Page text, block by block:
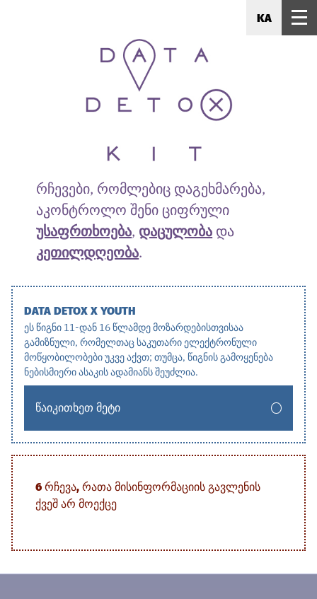
KA
რჩევები, რომლებიც დაგეხმარება,
აკონტროლო შენი ციფრული
უსაფრთხოება, დაცულობა და
კეთილდღეობა.
DATA DETOX X YOUTH
ეს წიგნი 11-დან 16 წლამდე მოზარდებისთვისაა
გამიზნული, რომელთაც საკუთარი ელექტრონული
მოწყობილობები უკვე აქვთ; თუმცა, წიგნის გამოყენება
ნებისმიერი ასაკის ადამიანს შეუძლია.
ᲬᲐᲘᲙᲘᲗᲮᲔᲗ ᲛᲔᲢᲘ
6 ᲠᲩᲔᲕᲐ, ᲠᲐᲗᲐ ᲛᲘᲡᲘᲜᲤᲝᲠᲛᲐᲪᲘᲘᲡ ᲒᲐᲕᲚᲔᲜᲘᲡ
ᲥᲕᲔᲨ ᲐᲠ ᲛᲝᲔᲥᲪᲔ